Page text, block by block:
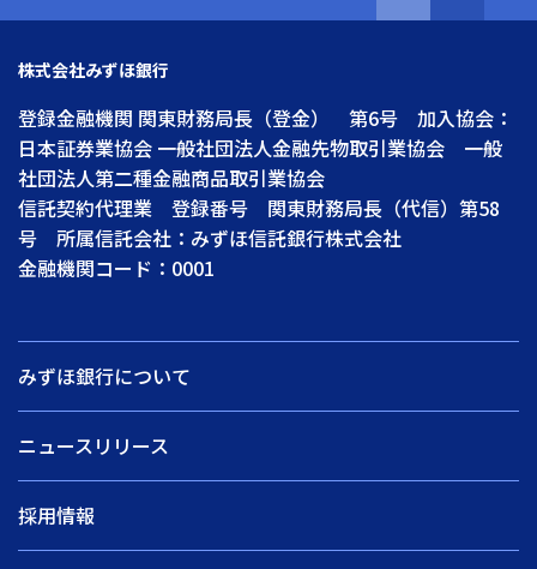
株式会社みずほ銀行
登録金融機関 関東財務局長（登金） 第6号 加入協会：
日本証券業協会 一般社団法人金融先物取引業協会 一般
社団法人第二種金融商品取引業協会
信託契約代理業 登録番号 関東財務局長（代信）第58
号 所属信託会社：みずほ信託銀行株式会社
金融機関コード：0001
みずほ銀行について
ニュースリリース
採用情報